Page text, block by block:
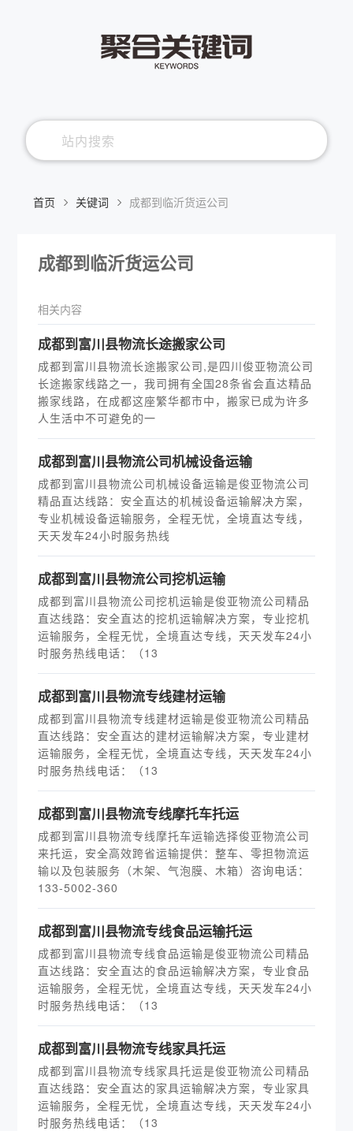
首页 关键词 成都到临沂货运公司
成都到临沂货运公司
相关内容
​成都到富川县物流长途搬家公司
成都到富川县物流长途搬家公司,是四川俊亚物流公司
长途搬家线路之一，我司拥有全国28条省会直达精品
搬家线路，在成都这座繁华都市中，搬家已成为许多
人生活中不可避免的一
成都到富川县物流公司机械设备运输
成都到富川县物流公司机械设备运输是俊亚物流公司
精品直达线路：安全直达的机械设备运输解决方案，
专业机械设备运输服务，全程无忧，全境直达专线，
天天发车24小时服务热线
成都到富川县物流公司挖机运输
成都到富川县物流公司挖机运输是俊亚物流公司精品
直达线路：安全直达的挖机运输解决方案，专业挖机
运输服务，全程无忧，全境直达专线，天天发车24小
时服务热线电话：（13
成都到富川县物流专线建材运输
成都到富川县物流专线建材运输是俊亚物流公司精品
直达线路：安全直达的建材运输解决方案，专业建材
运输服务，全程无忧，全境直达专线，天天发车24小
时服务热线电话：（13
成都到富川县物流专线摩托车托运
成都到富川县物流专线摩托车运输选择俊亚物流公司
来托运，安全高效跨省运输提供：整车、零担物流运
输以及包装服务（木架、气泡膜、木箱）咨询电话：
133-5002-360
成都到富川县物流专线食品运输托运
成都到富川县物流专线食品运输是俊亚物流公司精品
直达线路：安全直达的食品运输解决方案，专业食品
运输服务，全程无忧，全境直达专线，天天发车24小
时服务热线电话：（13
成都到富川县物流专线家具托运
成都到富川县物流专线家具托运是俊亚物流公司精品
直达线路：安全直达的家具运输解决方案，专业家具
运输服务，全程无忧，全境直达专线，天天发车24小
时服务热线电话：（13